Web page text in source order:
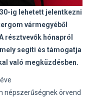
ig lehetett jelentkezni
vármegyéből
résztvevők hónapról
segíti és támogatja
való megküzdésben.
népszerűségnek örvend